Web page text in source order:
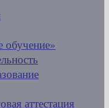
обучение»
аттестация